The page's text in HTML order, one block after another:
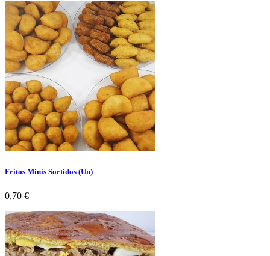
Fritos Minis Sortidos (Un)
Preço
0,70 €